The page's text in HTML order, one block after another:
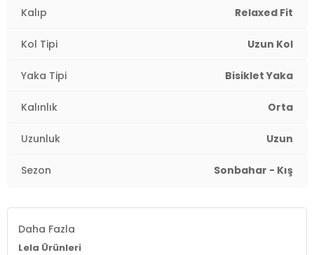
Kalıp Relaxed Fit
Kol Tipi Uzun Kol
Yaka Tipi Bisiklet Yaka
Kalınlık Orta
Uzunluk Uzun
Sezon Sonbahar - Kış
Daha Fazla
Lela Ürünleri